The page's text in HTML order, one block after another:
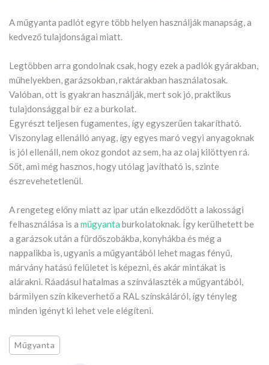
A műgyanta padlót egyre több helyen használják manapság, a
kedvező tulajdonságai miatt.
Legtöbben arra gondolnak csak, hogy ezek a padlók gyárakban,
műhelyekben, garázsokban, raktárakban használatosak.
Valóban, ott is gyakran használják, mert sok jó, praktikus
tulajdonsággal bír ez a burkolat.
Egyrészt teljesen fugamentes, így egyszerűen takarítható.
Viszonylag ellenálló anyag, így egyes maró vegyi anyagoknak
is jól ellenáll, nem okoz gondot az sem, ha az olaj kilöttyen rá.
Sőt, ami még hasznos, hogy utólag javítható is, szinte
észrevehetetlenül.
A rengeteg előny miatt az ipar után elkezdődött a lakossági
felhasználása is a műgyanta burkolatoknak. Így kerülhetett be
a garázsok után a fürdőszobákba, konyhákba és még a
nappalikba is, ugyanis a műgyantából lehet magas fényű,
márvány hatású felületet is képezni, és akár mintákat is
alárakni. Ráadásul hatalmas a színválaszték a műgyantából,
bármilyen szín kikeverhető a RAL színskáláról, így tényleg
minden igényt ki lehet vele elégíteni.
Műgyanta